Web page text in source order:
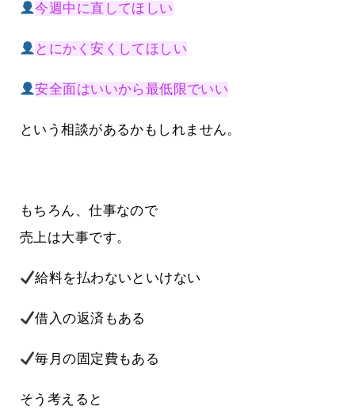
今週中に直してほしい
とにかく安くしてほしい
安全面はいいから最低限でいい
という相談があるかもしれません。
もちろん、仕事なので
売上は大事です。
給料を払わないといけない
借入の返済もある
毎月の固定費もある
そう考えると